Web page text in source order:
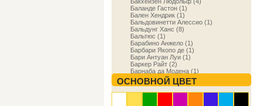
Религия и духовность
Спорт
Сфера деятельности
Транспорт
Фракталы
Фэнтези
Цветы
Юмор
Баланде Гастон (1)
Бален Хендрик (1)
Бальдовинетти Алессио (1)
Бальдунг Ханс (8)
Бальтюс (1)
Барабино Анжело (1)
Барбари Якопо де (1)
Бари Антуан Луи (1)
Баркер Райт (2)
Барнаба да Модена (1)
Бароччи Федерико (3)
Баррет Вил (1)
Барри Джеймс (1)
ОСНОВНОЙ ЦВЕТ